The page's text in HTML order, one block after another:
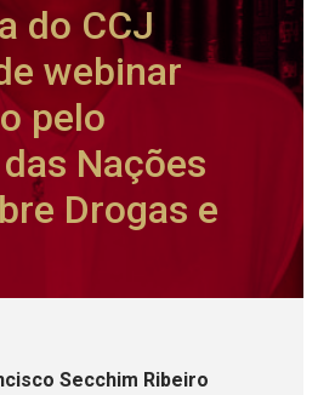
do CCJ
webinar
pelo
Nações
Drogas e
Secchim Ribeiro